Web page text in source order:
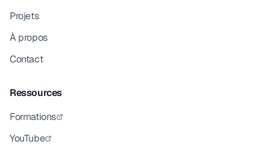
Projets
À propos
Contact
Ressources
Formations
YouTube